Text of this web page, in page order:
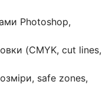
Photoshop,
(CMYK, cut lines,
safe zones,